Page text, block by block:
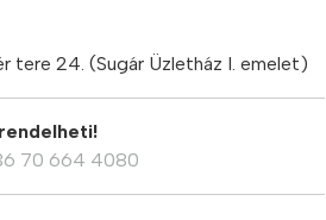
tere 24. (Sugár Üzletház I. emelet)
70 664 4080